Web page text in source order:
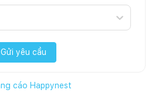
Gửi yêu cầu